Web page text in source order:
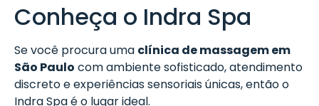
Conheça o Indra Spa
Se você procura uma clínica de massagem em
São Paulo com ambiente sofisticado, atendimento
discreto e experiências sensoriais únicas, então o
Indra Spa é o lugar ideal.